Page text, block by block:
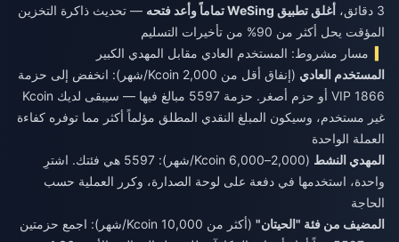
3 دقائق، أغلق تطبيق WeSing تماماً وأعد فتحه
— تحديث ذاكرة التخزين
المؤقت يحل أكثر من 90% من تأخيرات التسليم
مسار مشروط: المستخدم العادي مقابل المهدي الكبير
المستخدم العادي
(إنفاق أقل من 2,000 Kcoin/شهر): انخفض إلى حزمة
1866 VIP أو حزم أصغر. حزمة 5597 مبالغ فيها — سيبقى لديك Kcoin
غير مستخدم، وسيكون المبلغ النقدي المطلق مؤلماً أكثر مما توفره كفاءة
العملة الواحدة
المهدي النشط
(2,000–6,000 Kcoin/شهر): 5597 هي فئتك. اشترِ
واحدة، استخدمها في دفعة على لوحة الصدارة، وكرر العملية حسب
الحاجة
المضيف من فئة "الحيتان"
(أكثر من 10,000 Kcoin/شهر): اجمع حزمتين